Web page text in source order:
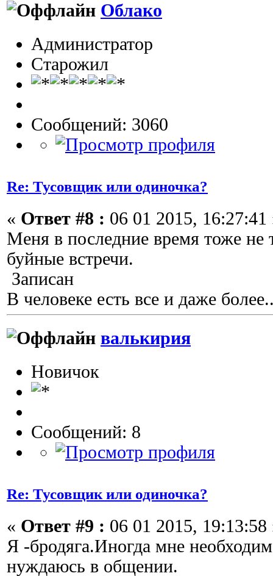
Облако
Администратор
Старожил
Сообщений: 3060
Re: Тусовщик или одиночка?
« Ответ #8 : 06 01 2015, 16:27:41
Меня в последние время тоже не
буйные встречи.
Записан
В человеке есть все и даже
валькирия
Новичок
Сообщений: 8
Re: Тусовщик или одиночка?
« Ответ #9 : 06 01 2015, 19:13:58
Я -бродяга.Иногда мне
нуждаюсь в общении.